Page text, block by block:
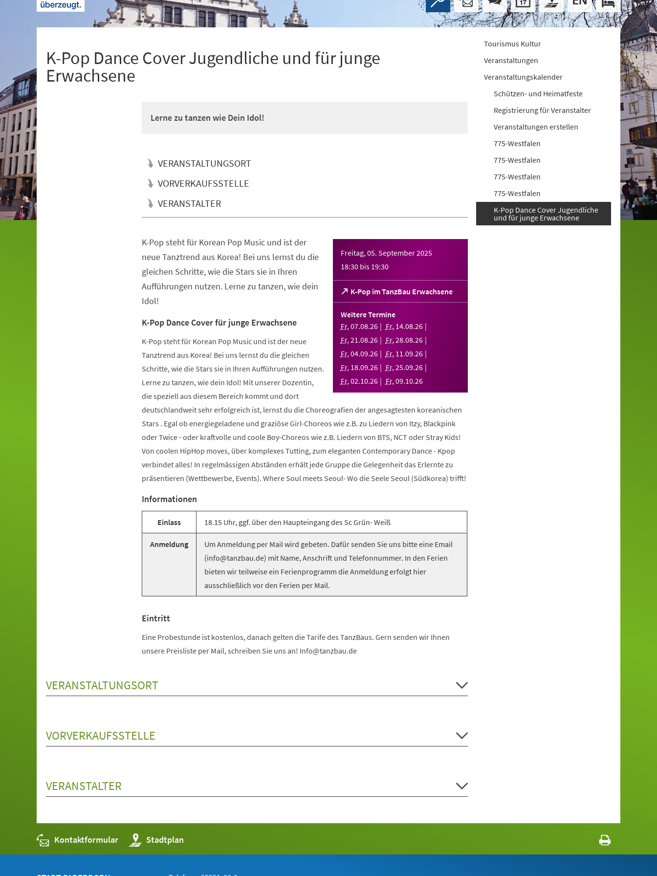
K-Pop Dance Cover Jugendliche und für junge
Erwachsene
Lerne zu tanzen wie Dein Idol!
VERANSTALTUNGSORT
VORVERKAUFSSTELLE
VERANSTALTER
Freitag, 05. September 2025
18:30 bis 19:30
K-Pop im TanzBau Erwachsene
(Öffnet
in
einem
Tab)
Weitere Termine
Fr,07.08.26 Fr, 14.08.26
Fr,21.08.26 Fr,28.08.26
Fr,04.09.26 Fr, 11.09.26
Fr, 18.09.26 Fr,25.09.26
Fr,02.10.26 Fr,09.10.26
K-Pop steht für Korean Pop Music und ist der
neue Tanztrend aus Korea! Bei uns lernst du die
gleichen Schritte, wie die Stars sie in Ihren
Aufführungen nutzen. Lerne zu tanzen, wie dein
Idol!
K-Pop Dance Cover für junge Erwachsene
K-Pop steht für Korean Pop Music und ist der neue
Tanztrend aus Korea! Bei uns lernst du die gleichen
Schritte, wie die Stars sie in Ihren Aufführungen nutzen.
Lerne zu tanzen, wie dein Idol! Mit unserer Dozentin,
die speziell aus diesem Bereich kommt und dort
deutschlandweit sehr erfolgreich ist, lernst du die Choreografien der angesagtesten koreanischen
Stars . Egal ob energiegeladene und graziöse Girl-Choreos wie z.B. zu Liedern von Itzy, Blackpink
oder Twice - oder kraftvolle und coole Boy-Choreos wie z.B. Liedern von BTS, NCT oder Stray Kids!
Von coolen HipHop moves, über komplexes Tutting, zum eleganten Contemporary Dance - Kpop
verbindet alles! In regelmässigen Abständen erhält jede Gruppe die Gelegenheit das Erlernte zu
präsentieren (Wettbewerbe, Events). Where Soul meets Seoul- Wo die Seele Seoul (Südkorea) trifft!
Informationen
Einlass 18.15 Uhr, ggf. über den Haupteingang des Sc Grün- Weiß
Anmeldung
Um Anmeldung per Mail wird gebeten. Dafür senden Sie uns bitte eine Email
(info@tanzbau.de) mit Name, Anschrift und Telefonnummer. In den Ferien
bieten wir teilweise ein Ferienprogramm die Anmeldung erfolgt hier
ausschließlich vor den Ferien per Mail.
Eintritt
Eine Probestunde ist kostenlos, danach gelten die Tarife des TanzBaus. Gern senden wir Ihnen
unsere Preisliste per Mail, schreiben Sie uns an! Info@tanzbau.de
VERANSTALTUNGSORT
VORVERKAUFSSTELLE
VERANSTALTER
Tourismus Kultur
Veranstaltungen
Veranstaltungskalender
Schützen- und Heimatfeste
Registrierung für Veranstalter
Veranstaltungen erstellen
775-Westfalen
775-Westfalen
775-Westfalen
775-Westfalen
K-Pop Dance Cover Jugendliche
und für junge Erwachsene
Kontaktformular Stadtplan
(Öffnet
in
einem